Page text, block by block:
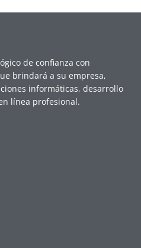
de confianza con
brindará a su empresa,
informáticas, desarrollo
línea profesional.